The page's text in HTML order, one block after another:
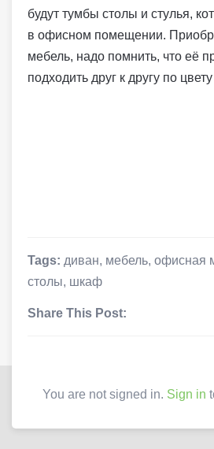
будут тумбы столы и стулья,
в офисном помещении.
мебель, надо помнить, что её
подходить друг к другу по
Tags: диван, мебель, офисная
столы, шкаф
Share This Post:
You are not signed in. Sign in